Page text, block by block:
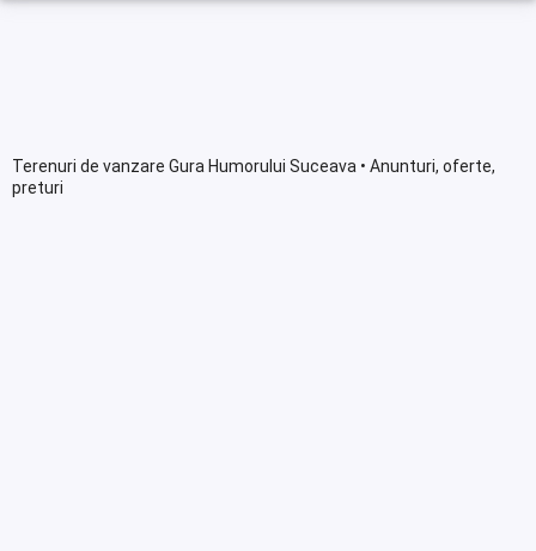
Terenuri de vanzare Gura Humorului Suceava • Anunturi, oferte,
preturi